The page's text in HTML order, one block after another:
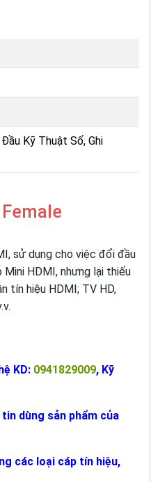
Kỹ Thuật Số, Ghi
sử dụng cho việc đổi đầu
HDMI, nhưng lại thiếu
tín hiệu HDMI; TV HD,
KD: 0941829009, Kỹ
dùng sản phẩm của
các loại cáp tín hiệu,